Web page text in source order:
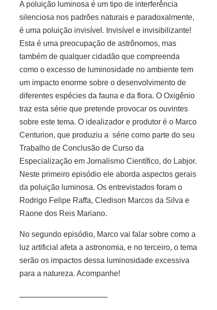
A poluição luminosa é um tipo de interferência
silenciosa nos padrões naturais e paradoxalmente,
é uma poluição invisível. Invisível e invisibilizante!
Esta é uma preocupação de astrônomos, mas
também de qualquer cidadão que compreenda
como o excesso de luminosidade no ambiente tem
um impacto enorme sobre o desenvolvimento de
diferentes espécies da fauna e da flora. O Oxigênio
traz esta série que pretende provocar os ouvintes
sobre este tema. O idealizador e produtor é o Marco
Centurion, que produziu a série como parte do seu
Trabalho de Conclusão de Curso da
Especialização em Jornalismo Científico, do Labjor.
Neste primeiro episódio ele aborda aspectos gerais
da poluição luminosa. Os entrevistados foram o
Rodrigo Felipe Raffa, Cledison Marcos da Silva e
Raone dos Reis Mariano.
No segundo episódio, Marco vai falar sobre como a
luz artificial afeta a astronomia, e no terceiro, o tema
serão os impactos dessa luminosidade excessiva
para a natureza. Acompanhe!